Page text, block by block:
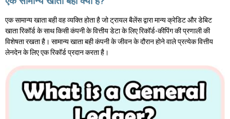
एक सामान्य खाता बही वह व्यक्ति होता है जो ट्रायल बैलेंस द्वारा मान्य क्रेडिट और डेबिट
खाता रिकॉर्ड के साथ किसी कंपनी के वित्तीय डेटा के लिए रिकॉर्ड-कीपिंग की प्रणाली की
विशेषता रखता है। सामान्य खाता बही कंपनी के जीवन के दौरान होने वाले प्रत्येक वित्तीय
लेनदेन के लिए एक रिकॉर्ड प्रदान करता है।